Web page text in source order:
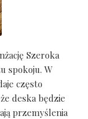
Szeroka
spokoju. W
często
deska będzie
przemyślenia